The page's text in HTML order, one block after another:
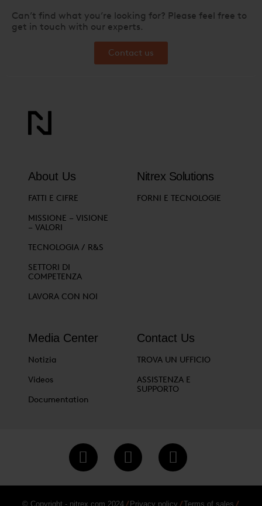
Can’t find what you’re looking for? Please feel free to
get in touch with our experts.
Contact us
About Us
FATTI E CIFRE
MISSIONE – VISIONE
– VALORI
TECNOLOGIA / R&S
SETTORI DI
COMPETENZA
LAVORA CON NOI
Nitrex Solutions
FORNI E TECNOLOGIE
Media Center
Notizia
Videos
Documentation
Contact Us
TROVA UN UFFICIO
ASSISTENZA E
SUPPORTO
© Copyright - nitrex.com 2024 Privacy policy Terms of sales